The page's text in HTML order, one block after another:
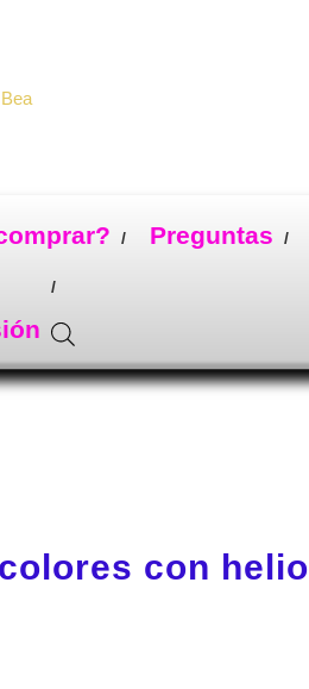
Preguntas
con helio